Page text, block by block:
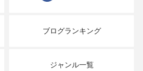
ブログランキング
ジャンル一覧